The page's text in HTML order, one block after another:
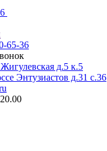
65-36
д.5 к.5
Энтузиастов д.31 с.36